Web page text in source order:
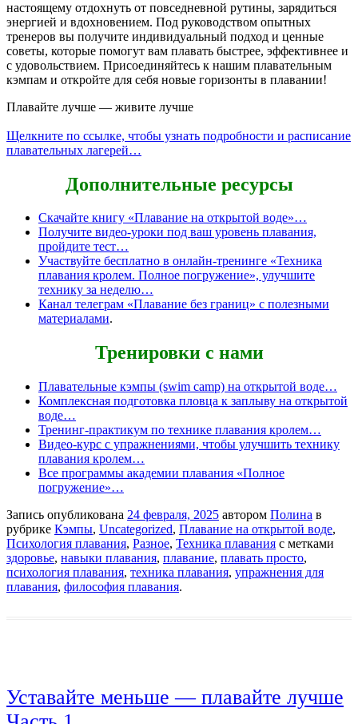
настоящему отдохнуть от повседневной рутины, зарядиться
энергией и вдохновением. Под руководством опытных
тренеров вы получите индивидуальный подход и ценные
советы, которые помогут вам плавать быстрее, эффективнее и
с удовольствием. Присоединяйтесь к нашим плавательным
кэмпам и откройте для себя новые горизонты в плавании!
Плавайте лучше — живите лучше
Щелкните по ссылке, чтобы узнать подробности и расписание
плавательных лагерей…
Дополнительные ресурсы
Скачайте книгу «Плавание на открытой воде»…
Получите видео-уроки под ваш уровень плавания,
пройдите тест…
Участвуйте бесплатно в онлайн-тренинге «Техника
плавания кролем. Полное погружение», улучшите
технику за неделю…
Канал телеграм «Плавание без границ» с полезными
материалами.
Тренировки с нами
Плавательные кэмпы (swim camp) на открытой воде…
Комплексная подготовка пловца к заплыву на открытой
воде…
Тренинг-практикум по технике плавания кролем…
Видео-курс с упражнениями, чтобы улучшить технику
плавания кролем…
Все программы академии плавания «Полное
погружение»…
Запись опубликована 24 февраля, 2025 автором Полина в
рубрике Кэмпы, Uncategorized, Плавание на открытой воде,
Психология плавания, Разное, Техника плавания с метками
здоровье, навыки плавания, плавание, плавать просто,
психология плавания, техника плавания, упражнения для
плавания, философия плавания.
Уставайте меньше — плавайте лучше